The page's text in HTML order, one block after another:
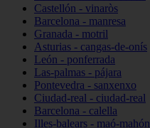
Castellón - vinaròs
Barcelona - manresa
Granada - motril
Asturias - cangas-de-onís
León - ponferrada
Las-palmas - pájara
Pontevedra - sanxenxo
Ciudad-real - ciudad-real
Barcelona - calella
Illes-balears - maó-mahón